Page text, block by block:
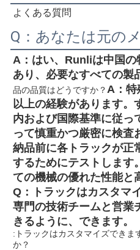
よくある質問
Q：あなたは元の
A：はい、Runliは中国の
あり、必要なすべての製
品の品質はどうですか？A：特
以上の経験があります。
内および国際基準に従っ
って慎重かつ厳密に検査
納品前に各トラックが正
するためにテストします
ての機械の優れた性能と
Q：トラックはカスタマ
専門の技術チームと営業
きるように、できます。
:トラックはカスタマイズできま
か？